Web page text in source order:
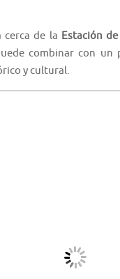
cerca de la Estación
combinar con
y cultural.